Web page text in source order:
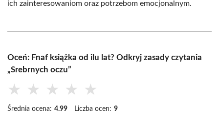
ich zainteresowaniom oraz potrzebom emocjonalnym.
Oceń: Fnaf książka od ilu lat? Odkryj zasady czytania
„Srebrnych oczu”
★ ★ ★ ★ ★
Średnia ocena: 4.99 Liczba ocen: 9